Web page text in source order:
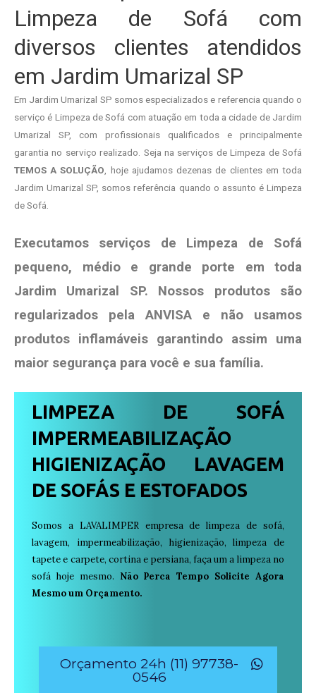
Limpeza de Sofá com
diversos clientes atendidos
em Jardim Umarizal SP
Em Jardim Umarizal SP somos especializados e referencia quando o
serviço é Limpeza de Sofá com atuação em toda a cidade de Jardim
Umarizal SP, com profissionais qualificados e principalmente
garantia no serviço realizado. Seja na serviços de Limpeza de Sofá
TEMOS A SOLUÇÃO , hoje ajudamos dezenas de clientes em toda
Jardim Umarizal SP, somos referência quando o assunto é Limpeza
de Sofá.
Executamos serviços de Limpeza de Sofá
pequeno, médio e grande porte em toda
Jardim Umarizal SP. Nossos produtos são
regularizados pela ANVISA e não usamos
produtos inflamáveis garantindo assim uma
maior segurança para você e sua família.
LIMPEZA DE SOFÁ
IMPERMEABILIZAÇÃO
HIGIENIZAÇÃO LAVAGEM
DE SOFÁS E ESTOFADOS
Somos a LAVALIMPER empresa de limpeza de sofá,
lavagem, impermeabilização, higienização, limpeza de
tapete e carpete, cortina e persiana, faça um a limpeza no
sofá hoje mesmo. Não Perca Tempo Solicite Agora
Mesmo um Orçamento.
Orçamento 24h (11) 97738-
0546